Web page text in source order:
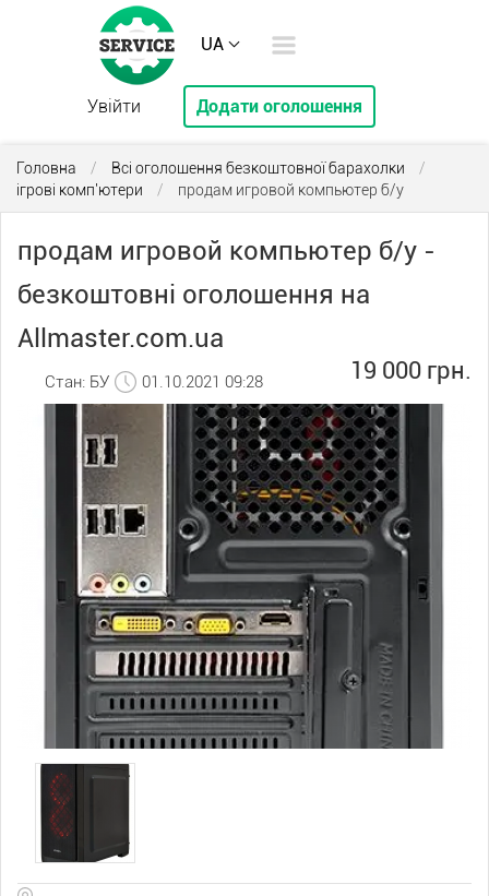
UA
Увійти Додати оголошення
Головна / Всі оголошення безкоштовної барахолки
/
ігрові комп'ютери
/ продам игровой компьютер б/у
продам игровой компьютер б/у -
безкоштовні оголошення на
Allmaster.com.ua
19 000 грн.
Стан: БУ 01.10.2021 09:28